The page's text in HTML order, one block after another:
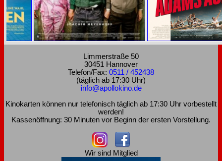
Limmerstraße 50
30451 Hannover
Telefon/Fax: 0511 / 452438
(täglich ab 17:30 Uhr)
info@apollokino.de
Kinokarten können nur telefonisch täglich ab 17:30 Uhr vorbestellt
werden!
Kassenöffnung: 30 Minuten vor Beginn der ersten Vorstellung.
Wir sind Mitglied